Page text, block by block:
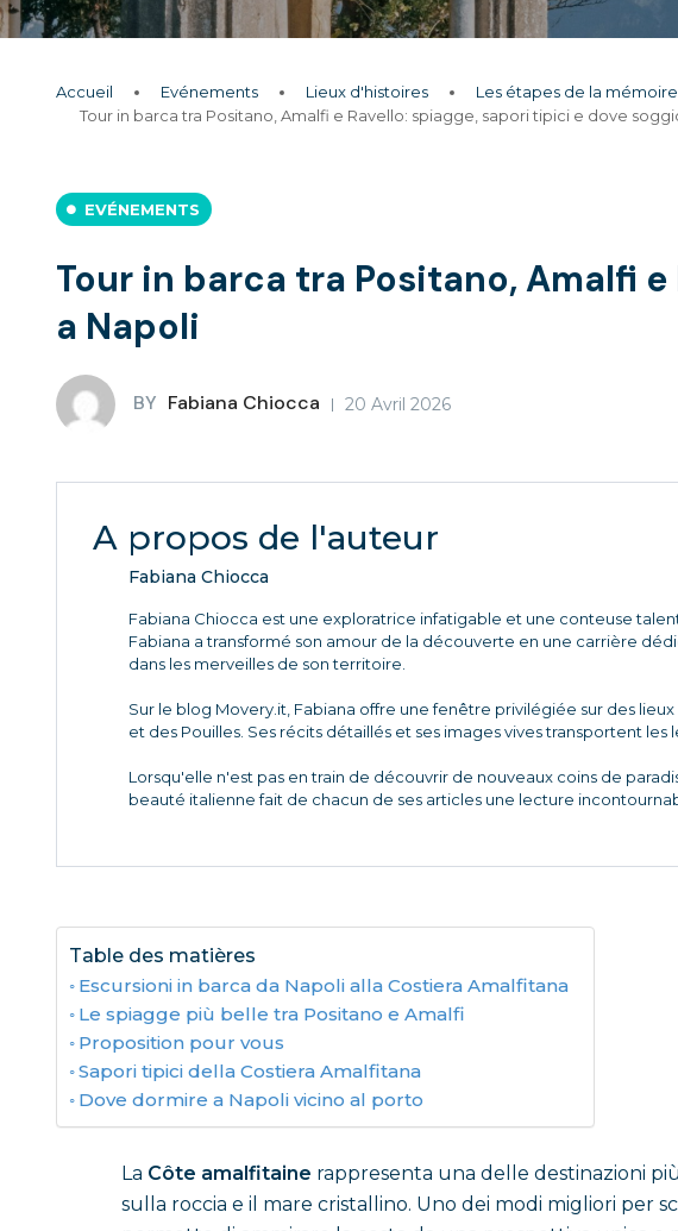
Accueil Evénements Lieux d'histoires Les étapes de la mémoire
Tour in barca tra Positano, Amalfi e Ravello: spiagge, sapori tipici e dove
EVÉNEMENTS
Tour in barca tra Positano, Amalfi
a Napoli
BY Fabiana Chiocca 20 Avril 2026
A propos de l'auteur
Fabiana Chiocca
Fabiana Chiocca est une exploratrice infatigable et une conteuse
Fabiana a transformé son amour de la découverte en une carrière
dans les merveilles de son territoire.
Sur le blog Movery.it, Fabiana offre une fenêtre privilégiée sur des
et des Pouilles. Ses récits détaillés et ses images vives transportent
Lorsqu'elle n'est pas en train de découvrir de nouveaux coins de
beauté italienne fait de chacun de ses articles une lecture
Table des matières
Escursioni in barca da Napoli alla Costiera Amalfitana
Le spiagge più belle tra Positano e Amalfi
Proposition pour vous
Sapori tipici della Costiera Amalfitana
Dove dormire a Napoli vicino al porto
La Côte amalfitaine rappresenta una delle destinazioni
sulla roccia e il mare cristallino. Uno dei modi migliori per